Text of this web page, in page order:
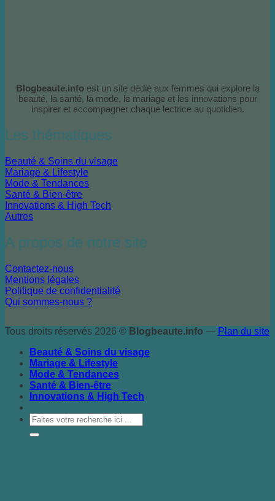
Blogbeaute.infoest un site dédié aux femmes qui explore la
beauté, la santé, la mode, le mariage et les innovations pour
inspirer et accompagner chaque lectrice au quotidien.
Les thématiques
Beauté & Soins du visage
Mariage & Lifestyle
Mode & Tendances
Santé & Bien-être
Innovations & High Tech
Autres
A propos de notre site
Contactez-nous
Mentions légales
Politique de confidentialité
Qui sommes-nous ?
Tous droits réservés 2026 © Blogbeaute.info — Plan du site
Beauté & Soins du visage
Mariage & Lifestyle
Mode & Tendances
Santé & Bien-être
Innovations & High Tech